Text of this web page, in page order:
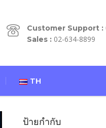
Customer Support :
Sales : 02-634-8899
TH
ป้ายกำกับ